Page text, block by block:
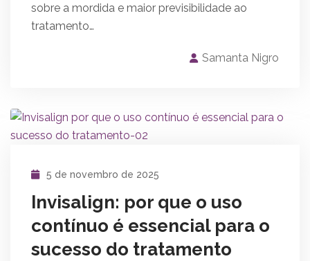
sobre a mordida e maior previsibilidade ao
tratamento…
Samanta Nigro
5 de novembro de 2025
Invisalign: por que o uso
contínuo é essencial para o
sucesso do tratamento